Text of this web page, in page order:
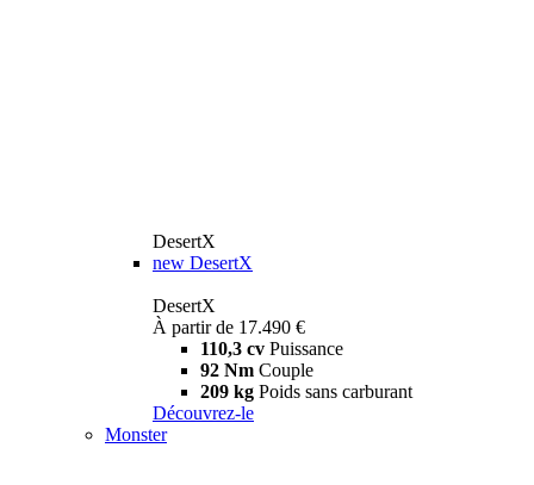
DesertX
new DesertX
DesertX
À partir de 17.490 €
110,3 cv Puissance
92 Nm Couple
209 kg Poids sans carburant
Découvrez-le
Monster